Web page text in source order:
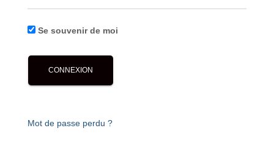
Se souvenir de moi
Mot de passe perdu ?